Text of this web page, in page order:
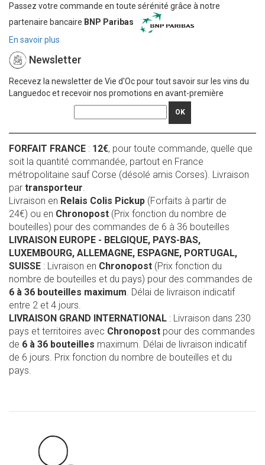
Passez votre commande en toute sérénité grâce à notre
partenaire bancaire BNP Paribas
En savoir plus
Newsletter
Recevez la newsletter de Vie d'Oc pour tout savoir sur les vins du
Languedoc et recevoir nos promotions en avant-première
OK
FORFAIT FRANCE : 12€, pour toute commande, quelle que
soit la quantité commandée, partout en France
métropolitaine sauf Corse (désolé amis Corses). Livraison
par transporteur.
Livraison en Relais Colis Pickup (Forfaits à partir de
24€) ou en Chronopost (Prix fonction du nombre de
bouteilles) pour des commandes de 6 à 36 bouteilles
LIVRAISON EUROPE - BELGIQUE, PAYS-BAS,
LUXEMBOURG, ALLEMAGNE, ESPAGNE, PORTUGAL,
SUISSE : Livraison en Chronopost (Prix fonction du
nombre de bouteilles et du pays) pour des commandes de
6 à 36 bouteilles maximum. Délai de livraison indicatif
entre 2 et 4 jours.
LIVRAISON GRAND INTERNATIONAL : Livraison dans 230
pays et territoires avec Chronopost pour des commandes
de 6 à 36 bouteilles maximum. Délai de livraison indicatif
de 6 jours. Prix fonction du nombre de bouteilles et du
pays.